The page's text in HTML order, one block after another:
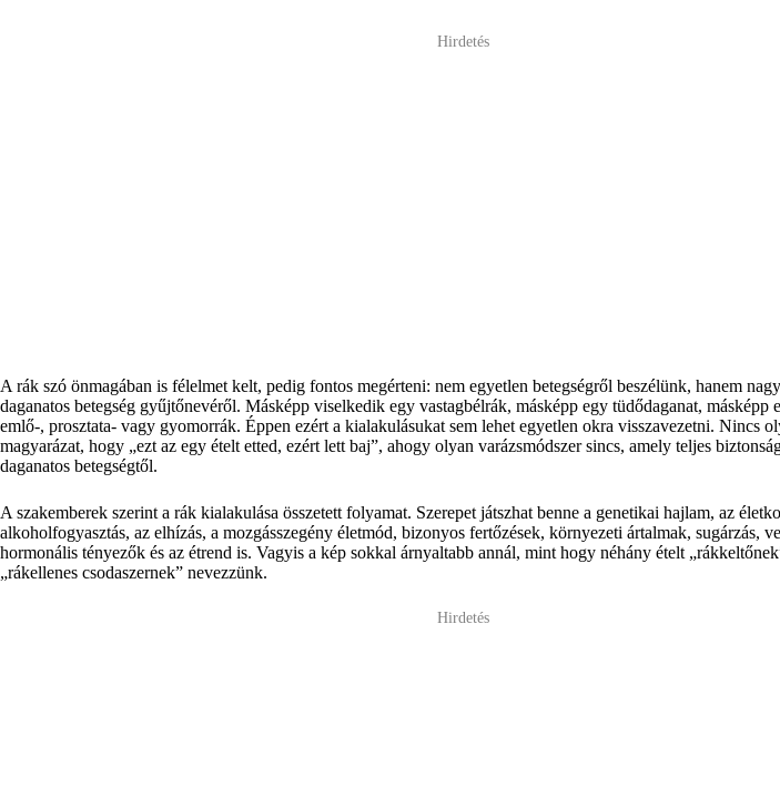
Hirdetés
A rák szó önmagában is félelmet kelt, pedig fontos megérteni: nem egyetlen betegségről beszélünk, hanem
daganatos betegség gyűjtőnevéről. Másképp viselkedik egy vastagbélrák, másképp egy tüdődaganat, másképp
emlő-, prosztata- vagy gyomorrák. Éppen ezért a kialakulásukat sem lehet egyetlen okra visszavezetni. Nincs
magyarázat, hogy „ezt az egy ételt etted, ezért lett baj”, ahogy olyan varázsmódszer sincs, amely teljes
daganatos betegségtől.
A szakemberek szerint a rák kialakulása összetett folyamat. Szerepet játszhat benne a genetikai hajlam, az
alkoholfogyasztás, az elhízás, a mozgásszegény életmód, bizonyos fertőzések, környezeti ártalmak, sugárzás,
hormonális tényezők és az étrend is. Vagyis a kép sokkal árnyaltabb annál, mint hogy néhány ételt
„rákellenes csodaszernek” nevezzünk.
Hirdetés